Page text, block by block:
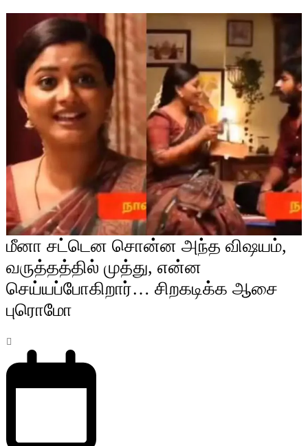
மீனா சட்டென சொன்ன அந்த விஷயம்,
வருத்தத்தில் முத்து, என்ன
செய்யப்போகிறார்… சிறகடிக்க ஆசை
புரொமோ